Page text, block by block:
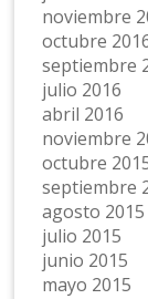
noviembre
octubre
septiembre
julio 2016
abril 2016
noviembre
octubre
septiembre
agosto 2015
julio 2015
junio 2015
mayo 2015